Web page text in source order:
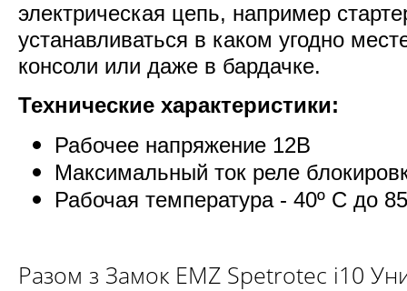
электрическая цепь, например
устанавливаться в каком угодно
консоли или даже в бардачке.
Технические характеристики:
Рабочее напряжение 12В
Максимальный ток реле
Рабочая температура - 40º C до
Разом з Замок EMZ Spetrotec i10